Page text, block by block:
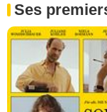
Ses